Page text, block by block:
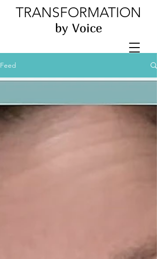
TRANSFORMATION
by Voice
Feed